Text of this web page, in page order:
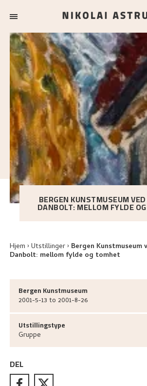
BERGEN KUNSTMUSEUM
DANBOLT: MELLOM FYLDE
Hjem Utstillinger Bergen Kunstmuseum
Danbolt: mellom fylde og tomhet
Bergen Kunstmuseum
2001-5-13 to 2001-8-26
Utstillingstype
Gruppe
DEL